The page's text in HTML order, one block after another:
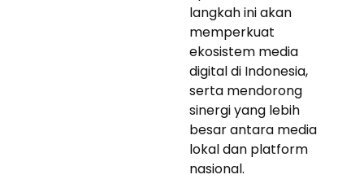
langkah ini akan
memperkuat
ekosistem media
digital di Indonesia,
serta mendorong
sinergi yang lebih
besar antara media
lokal dan platform
nasional.